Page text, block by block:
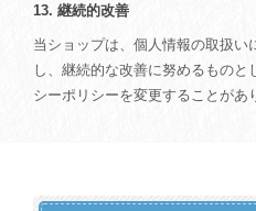
13. 継続的改善
当ショップは、個人情報の取扱い
し、継続的な改善に努めるもの
シーポリシーを変更することがあ